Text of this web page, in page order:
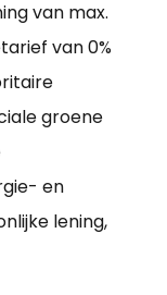
van max.
van 0%
groene
en
lening,